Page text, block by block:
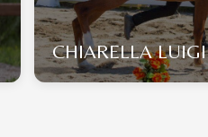
CHIARELLA LUIGI